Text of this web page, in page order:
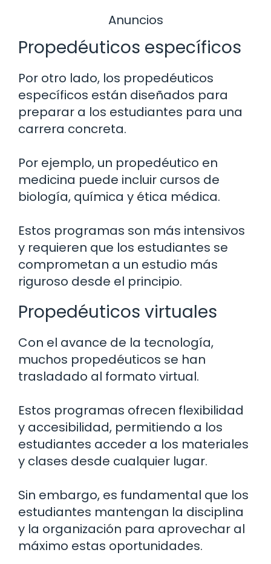
Anuncios
Propedéuticos específicos
Por otro lado, los propedéuticos
específicos están diseñados para
preparar a los estudiantes para una
carrera concreta.
Por ejemplo, un propedéutico en
medicina puede incluir cursos de
biología, química y ética médica.
Estos programas son más intensivos
y requieren que los estudiantes se
comprometan a un estudio más
riguroso desde el principio.
Propedéuticos virtuales
Con el avance de la tecnología,
muchos propedéuticos se han
trasladado al formato virtual.
Estos programas ofrecen flexibilidad
y accesibilidad, permitiendo a los
estudiantes acceder a los materiales
y clases desde cualquier lugar.
Sin embargo, es fundamental que los
estudiantes mantengan la disciplina
y la organización para aprovechar al
máximo estas oportunidades.